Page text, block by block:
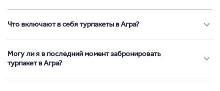
Что включают в себя турпакеты в Агра?
Могу ли я в последний момент забронировать
турпакет в Агра?